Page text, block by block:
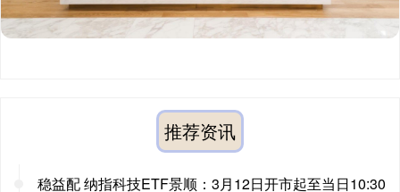
推荐资讯
稳益配 纳指科技ETF景顺：3月12日开市起至当日10:30